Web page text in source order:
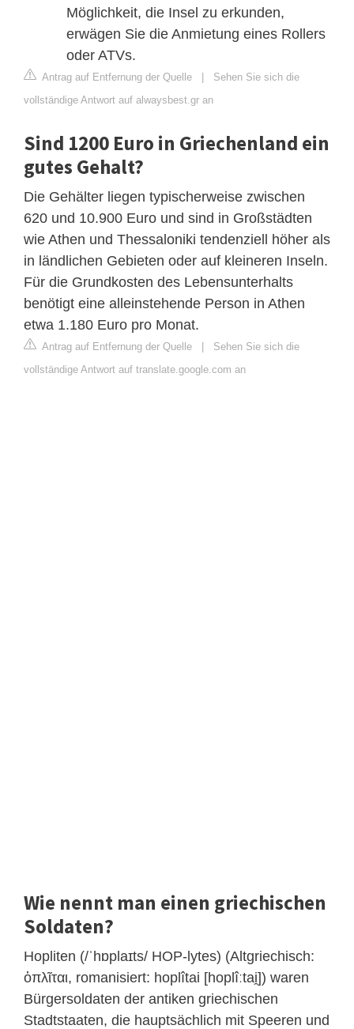
Möglichkeit, die Insel zu erkunden,
erwägen Sie die Anmietung eines Rollers
oder ATVs.
Antrag auf Entfernung der Quelle | Sehen Sie sich die
vollständige Antwort auf alwaysbest.gr an
Sind 1200 Euro in Griechenland ein
gutes Gehalt?
Die Gehälter liegen typischerweise zwischen
620 und 10.900 Euro und sind in Großstädten
wie Athen und Thessaloniki tendenziell höher als
in ländlichen Gebieten oder auf kleineren Inseln.
Für die Grundkosten des Lebensunterhalts
benötigt eine alleinstehende Person in Athen
etwa 1.180 Euro pro Monat.
Antrag auf Entfernung der Quelle | Sehen Sie sich die
vollständige Antwort auf translate.google.com an
Wie nennt man einen griechischen
Soldaten?
Hopliten (/ˈhɒplaɪts/ HOP-lytes) (Altgriechisch:
ὁπλῖται, romanisiert: hoplîtai [hoplîːtai̯]) waren
Bürgersoldaten der antiken griechischen
Stadtstaaten, die hauptsächlich mit Speeren und